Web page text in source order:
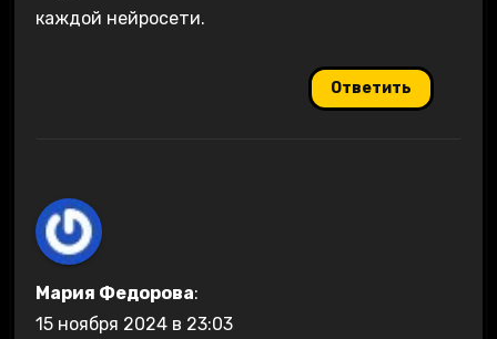
каждой нейросети.
Ответить
Мария Федорова:
15 ноября 2024 в 23:03